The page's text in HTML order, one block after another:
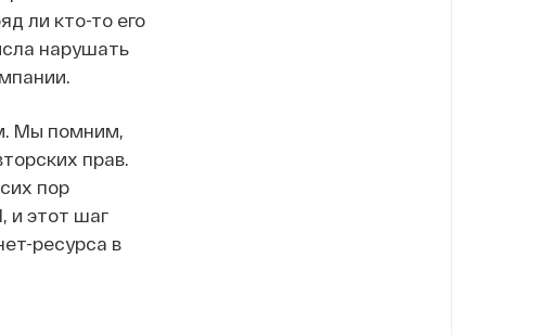
ли кто-то его
нарушать
Мы помним,
прав.
пор
и этот шаг
ресурса в